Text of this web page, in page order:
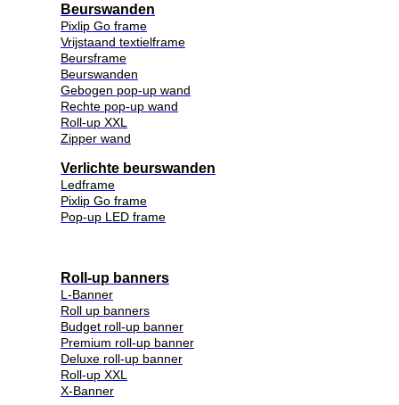
Beurswanden
Pixlip Go frame
Vrijstaand textielframe
Beursframe
Beurswanden
Gebogen pop-up wand
Rechte pop-up wand
Roll-up XXL
Zipper wand
Verlichte beurswanden
Ledframe
Pixlip Go frame
Pop-up LED frame
Roll-up banners
L-Banner
Roll up banners
Budget roll-up banner
Premium roll-up banner
Deluxe roll-up banner
Roll-up XXL
X-Banner